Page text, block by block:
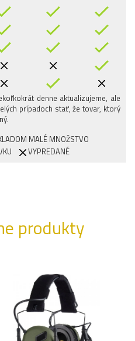
denne aktualizujeme, ale
prípadoch stať, že tovar, ktorý
MALÉ MNOŽSTVO
VYPREDANÉ
produkty